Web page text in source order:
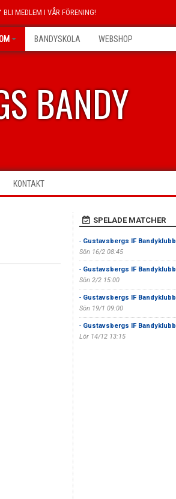
BLI MEDLEM I VÅR FÖRENING!
BANDYSKOLA WEBSHOP
BANDY
KONTAKT
SPELADE MATCHER
- Gustavsbergs IF Bandyklubb
Sön 16/2 08:45
- Gustavsbergs IF Bandyklubb
Sön 2/2 15:00
- Gustavsbergs IF Bandyklubb
Sön 19/1 09:00
- Gustavsbergs IF Bandyklubb
Lör 14/12 13:15